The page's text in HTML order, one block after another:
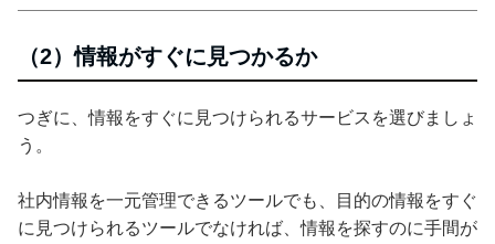
（2）情報がすぐに見つかるか
つぎに、情報をすぐに見つけられるサービスを選びましょ
う。
社内情報を一元管理できるツールでも、目的の情報をすぐ
に見つけられるツールでなければ、情報を探すのに手間が